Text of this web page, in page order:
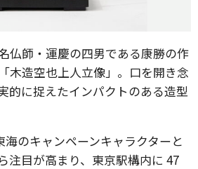
仏師・運慶の四男である康勝の作
木造空也上人立像」。口を開き念
的に捉えたインパクトのある造型
海のキャンペーンキャラクターと
注目が高まり、東京駅構内に 47